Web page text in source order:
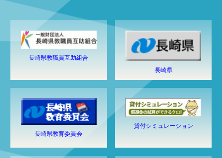
長崎県教職員互助組合
長崎県
長崎県教育委員会
貸付シミュレーション